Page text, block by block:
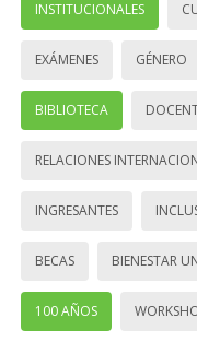
INSTITUCIONALES
EXÁMENES GÉNERO
BIBLIOTECA
RELACIONES
INGRESANTES
BECAS BIENESTAR
100 AÑOS